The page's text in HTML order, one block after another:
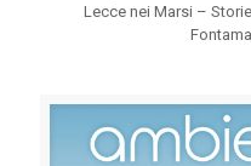
Lecce nei Marsi –